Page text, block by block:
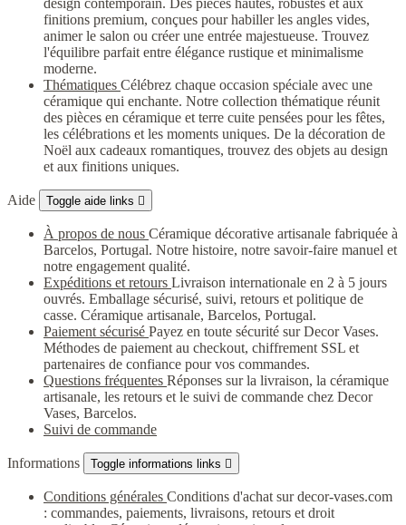
design contemporain. Des pièces hautes, robustes et aux
finitions premium, conçues pour habiller les angles vides,
animer le salon ou créer une entrée majestueuse. Trouvez
l'équilibre parfait entre élégance rustique et minimalisme
moderne.
Thématiques Célébrez chaque occasion spéciale avec une
céramique qui enchante. Notre collection thématique réunit
des pièces en céramique et terre cuite pensées pour les fêtes,
les célébrations et les moments uniques. De la décoration de
Noël aux cadeaux romantiques, trouvez des objets au design
et aux finitions uniques.
Aide Toggle aide links 
À propos de nous Céramique décorative artisanale fabriquée à
Barcelos, Portugal. Notre histoire, notre savoir-faire manuel et
notre engagement qualité.
Expéditions et retours Livraison internationale en 2 à 5 jours
ouvrés. Emballage sécurisé, suivi, retours et politique de
casse. Céramique artisanale, Barcelos, Portugal.
Paiement sécurisé Payez en toute sécurité sur Decor Vases.
Méthodes de paiement au checkout, chiffrement SSL et
partenaires de confiance pour vos commandes.
Questions fréquentes Réponses sur la livraison, la céramique
artisanale, les retours et le suivi de commande chez Decor
Vases, Barcelos.
Suivi de commande
Informations Toggle informations links 
Conditions générales Conditions d'achat sur decor-vases.com
: commandes, paiements, livraisons, retours et droit